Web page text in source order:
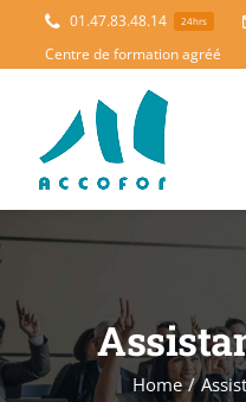
01.47.83.48.14 24hrs
Centre de formation agréé
ACCUEIL
FORMATION
ACCOMPAGNEMENT
Home /